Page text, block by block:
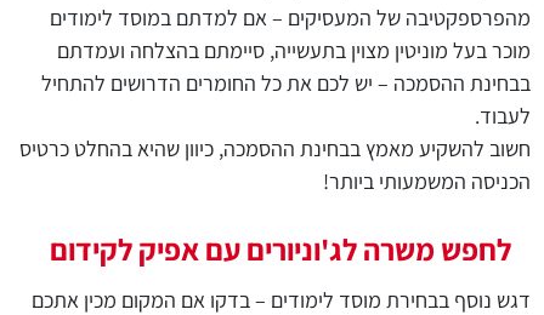
מהפרספקטיבה של המעסיקים – אם למדתם במוסד לימודים
מוכר בעל מוניטין מצוין בתעשייה, סיימתם בהצלחה ועמדתם
בבחינת ההסמכה – יש לכם את כל החומרים הדרושים להתחיל
לעבוד.
חשוב להשקיע מאמץ בבחינת ההסמכה, כיוון שהיא בהחלט כרטיס
הכניסה המשמעותי ביותר!
לחפש משרה לג'וניורים עם אפיק לקידום
דגש נוסף בבחירת מוסד לימודים – בדקו אם המקום מכין אתכם